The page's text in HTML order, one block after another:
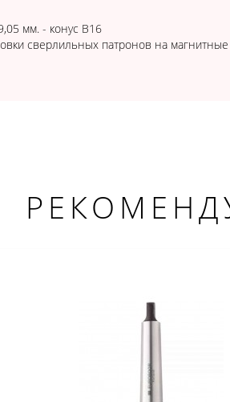
ДОБРО
мм. - конус В16
сверлильных патронов на